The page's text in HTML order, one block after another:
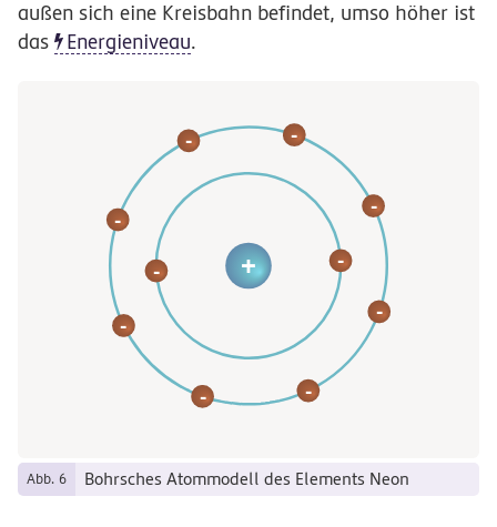
außen sich eine Kreisbahn befindet, umso höher ist
das
Energieniveau.
+
-
-
-
-
-
- -
-
-
-
Abb. 6 Bohrsches Atommodell des Elements Neon